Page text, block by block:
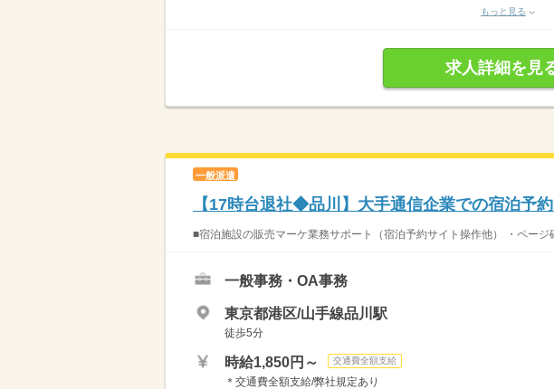
もっと見る
求人詳細を見
一般派遣
【17時台退社◆品川】大手通信企業での宿泊予
■宿泊施設の販売マーケ業務サポート（宿泊予約サイト操作他） ・ページ
一般事務・OA事務
東京都港区/山手線品川駅
徒歩5分
時給1,850円～ 交通費全額支給
＊交通費全額支給/弊社規定あり